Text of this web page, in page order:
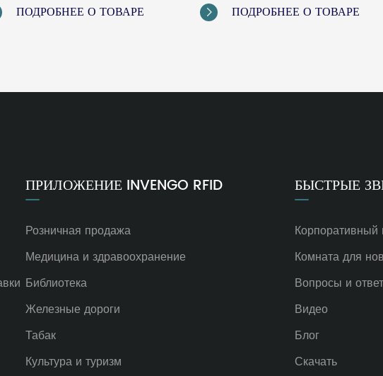
ПОДРОБНЕЕ О ТОВАРЕ  ПОДРОБНЕЕ О ТОВАРЕ
ПРИЛОЖЕНИЕ INVENGO RFID
Розничная продажа
Медицина и здравоохранение
Библиотека
Железные дороги
Табак
Культура и туризм
БЫСТРЫЕ
Комната для
Вопросы и
Видео
Блог
Скачать